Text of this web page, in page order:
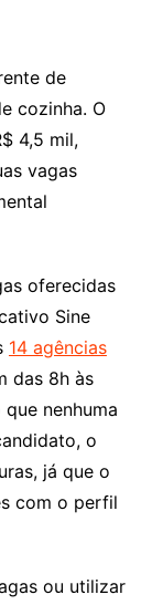
de
cozinha. O
4,5 mil,
vagas
oferecidas
Sine
14 agências
das 8h às
nenhuma
o
já que o
com o perfil
ou utilizar